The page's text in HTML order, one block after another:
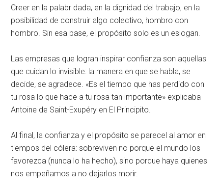
Creer en la palabr dada, en la dignidad del trabajo, en la
posibilidad de construir algo colectivo, hombro con
hombro. Sin esa base, el propósito solo es un eslogan.
Las empresas que logran inspirar confianza son aquellas
que cuidan lo invisible: la manera en que se habla, se
decide, se agradece. «Es el tiempo que has perdido con
tu rosa lo que hace a tu rosa tan importante» explicaba
Antoine de Saint-Exupéry en El Principito.
Al final, la confianza y el propósito se parecel al amor en
tiempos del cólera: sobreviven no porque el mundo los
favorezca (nunca lo ha hecho), sino porque haya quienes
nos empeñamos a no dejarlos morir.